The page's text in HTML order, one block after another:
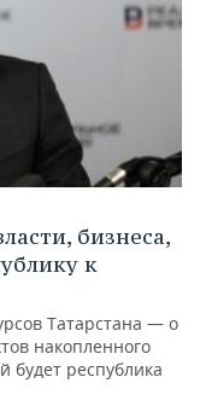
бизнеса,
к
Татарстана — о
накопленного
будет республика